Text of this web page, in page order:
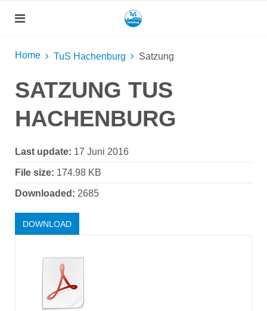
Home TuS Hachenburg Satzung
SATZUNG TUS
HACHENBURG
Last update: 17 Juni 2016
File size: 174.98 KB
Downloaded: 2685
DOWNLOAD